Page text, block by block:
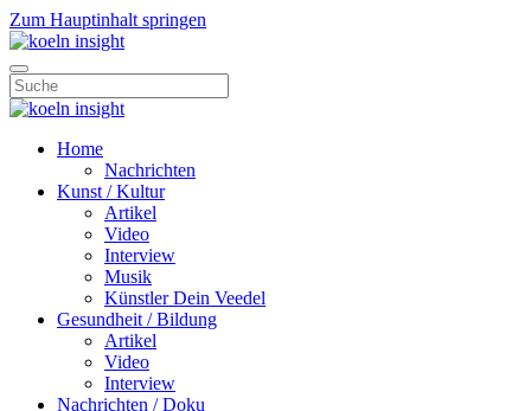
Zum Hauptinhalt springen
Home
Nachrichten
Kunst / Kultur
Artikel
Video
Interview
Musik
Künstler Dein Veedel
Gesundheit / Bildung
Artikel
Video
Interview
Nachrichten / Doku